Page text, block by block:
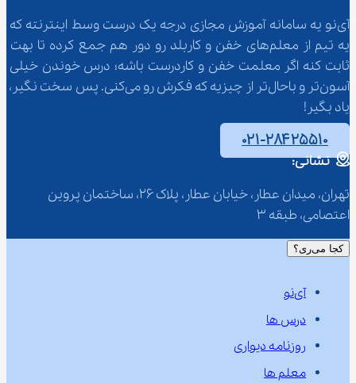
آی‌نو یه سامانه آموزش مجازی درجه یک درست وسط اینترنته که
یه تیم از معلم‌‌های خفن و کاربلد رو دور هم جمع کرده تا بهت
ثابت کنه اگر معلمت خفن و کاردرست باشه؛ درس خوندن خیلی
آسون‌تر و باحال‌تر از چیزیه که فکرش رو می‌کنی. پس سخت نگیر،
یاد بگیر!
۰۲۱-۲۸۴۲۵۵۱۰
نشانی:
تهران، میدان عطار، خیابان عطار، پلاک 26، ساختمان پروین
اعتصامی، طبقه 3
کجا می‌ری؟
آی‌نو
درس ها
روزنامه دیواری
معلم ها